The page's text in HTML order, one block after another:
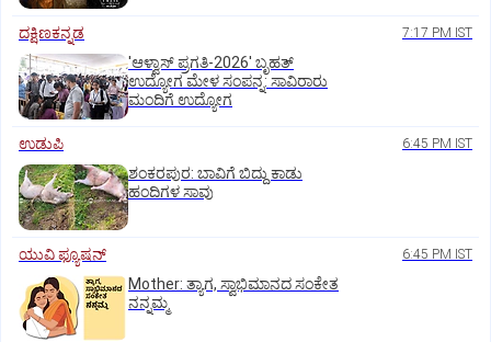
ದಕ್ಷಿಣಕನ್ನಡ 7:17 PM IST
'ಆಳ್ವಾಸ್‌ ಪ್ರಗತಿ-2026' ಬೃಹತ್
ಉದ್ಯೋಗ ಮೇಳ ಸಂಪನ್ನ: ಸಾವಿರಾರು
ಮಂದಿಗೆ ಉದ್ಯೋಗ
ಉಡುಪಿ 6:45 PM IST
ಶಂಕರಪುರ: ಬಾವಿಗೆ ಬಿದ್ದು ಕಾಡು
ಹಂದಿಗಳ ಸಾವು
ಯುವಿ ಫ್ಯೂಷನ್ 6:45 PM IST
Mother: ತ್ಯಾಗ, ಸ್ವಾಭಿಮಾನದ ಸಂಕೇತ
ನನ್ನಮ್ಮ